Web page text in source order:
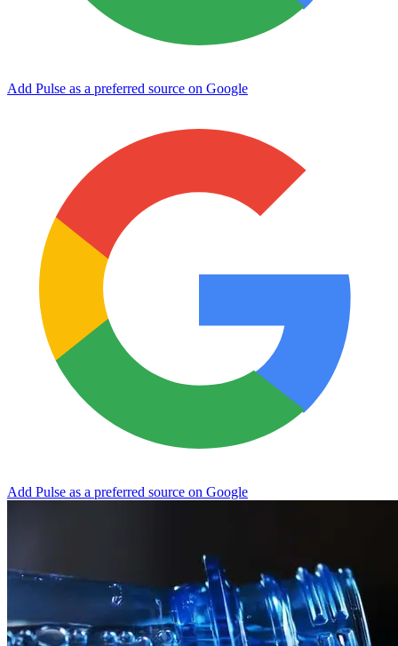
Add Pulse as a preferred source on Google
Add Pulse as a preferred source on Google